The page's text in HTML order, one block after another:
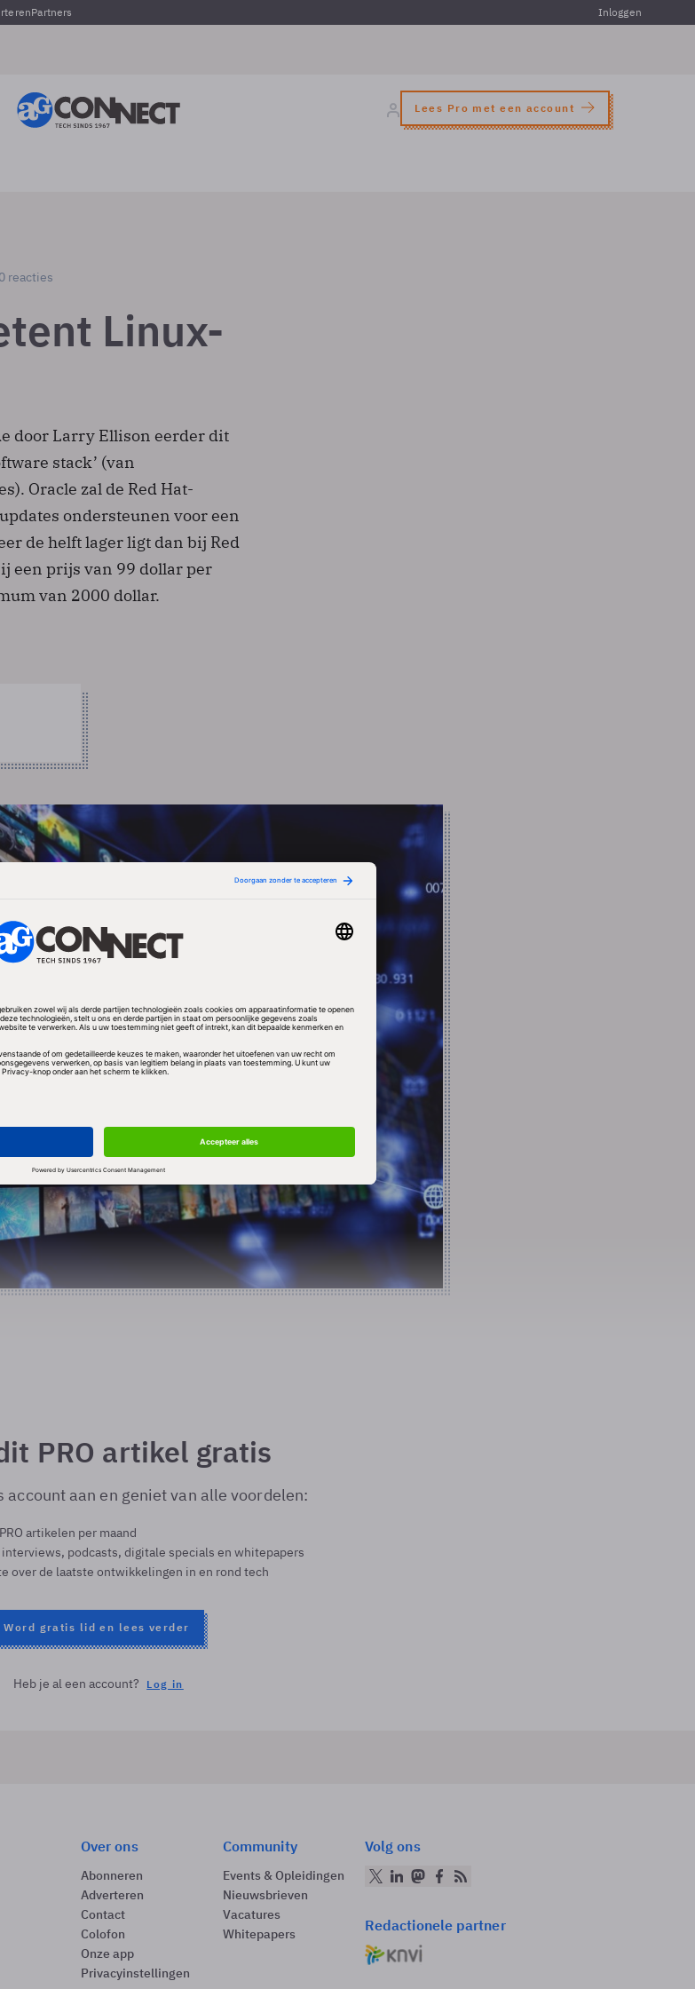
Partners Inloggen
Lees Pro met een account
0 reacties
Linux-
door Larry Ellison eerder dit
stack’ (van
Oracle zal de Red Hat-
ondersteunen voor een
de helft lager ligt dan bij Red
een prijs van 99 dollar per
van 2000 dollar.
PRO artikel gratis
account aan en geniet van alle voordelen:
artikelen per maand
podcasts, digitale specials en whitepapers
over de laatste ontwikkelingen in en rond tech
Word gratis lid en lees verder
Heb je al een account? Log in
Over ons
Abonneren
Adverteren
Contact
Colofon
Onze app
Privacyinstellingen
Community
Events & Opleidingen
Nieuwsbrieven
Vacatures
Whitepapers
Volg ons
Redactionele partner